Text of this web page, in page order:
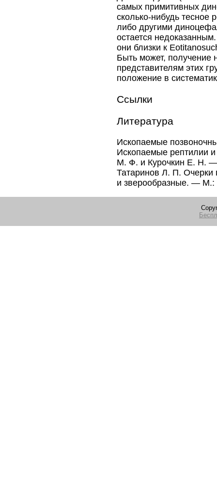
самых примитивных
сколько-нибудь тесное
либо другими
остается
они близки к
Быть может, получение
представителям этих
положение в
Ссылки
Литература
Ископаемые
Ископаемые рептилии
М. Ф. и Курочкин Е. Н.
Татаринов Л. П. Очерки
и зверообразные. —